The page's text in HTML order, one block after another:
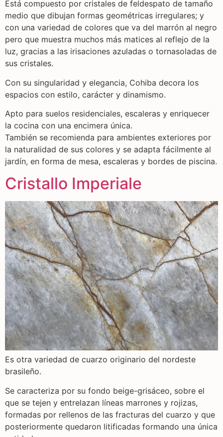
Está compuesto por cristales de feldespato de tamaño
medio que dibujan formas geométricas irregulares; y
con una variedad de colores que va del marrón al negro
pero que muestra muchos más matices al reflejo de la
luz, gracias a las irisaciones azuladas o tornasoladas de
sus cristales.
Con su singularidad y elegancia, Cohiba decora los
espacios con estilo, carácter y dinamismo.
Apto para suelos residenciales, escaleras y enriquecer
la cocina con una encimera única.
También se recomienda para ambientes exteriores por
la naturalidad de sus colores y se adapta fácilmente al
jardín, en forma de mesa, escaleras y bordes de piscina.
Cristallo Imperiale
Es otra variedad de cuarzo originario del nordeste
brasileño.
Se caracteriza por su fondo beige-grisáceo, sobre el
que se tejen y entrelazan líneas marrones y rojizas,
formadas por rellenos de las fracturas del cuarzo y que
posteriormente quedaron litificadas formando una única